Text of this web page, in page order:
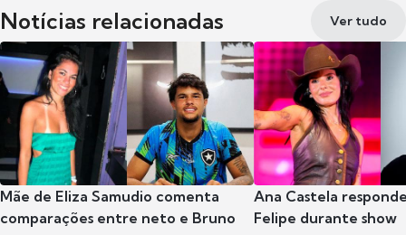
Notícias relacionadas Ver tudo
Mãe de Eliza Samudio comenta
comparações entre neto e Bruno
Ana Castela
Felipe durante show